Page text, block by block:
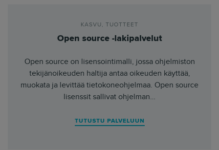
KASVU, TUOTTEET
Open source -lakipalvelut
Open source on lisensointimalli, jossa ohjelmiston
tekijänoikeuden haltija antaa oikeuden käyttää,
muokata ja levittää tietokoneohjelmaa. Open source
lisenssit sallivat ohjelman…
TUTUSTU PALVELUUN